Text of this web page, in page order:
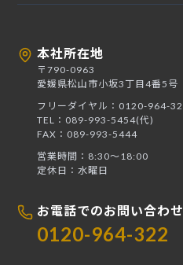
本社所在地
〒790-0963
愛媛県松山市小坂3丁目4番5号
フリーダイヤル：0120-964-32
TEL：089-993-5454(代)
FAX：089-993-5444
営業時間：8:30〜18:00
定休日：水曜日
お電話でのお問い合わせ
0120-964-322